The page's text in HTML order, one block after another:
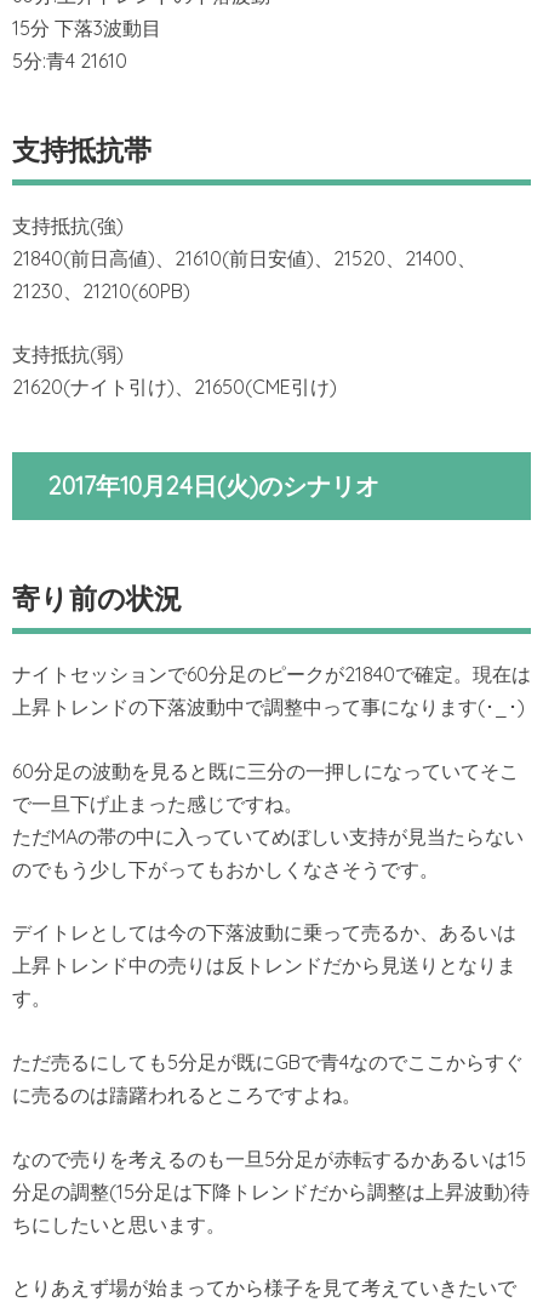
15分 下落3波動目
5分:青4 21610
支持抵抗帯
支持抵抗(強)
21840(前日高値)、21610(前日安値)、21520、21400、
21230、21210(60PB)
支持抵抗(弱)
21620(ナイト引け)、21650(CME引け)
2017年10月24日(火)のシナリオ
寄り前の状況
ナイトセッションで60分足のピークが21840で確定。現在は
上昇トレンドの下落波動中で調整中って事になります(･_･)
60分足の波動を見ると既に三分の一押しになっていてそこ
で一旦下げ止まった感じですね。
ただMAの帯の中に入っていてめぼしい支持が見当たらない
のでもう少し下がってもおかしくなさそうです。
デイトレとしては今の下落波動に乗って売るか、あるいは
上昇トレンド中の売りは反トレンドだから見送りとなりま
す。
ただ売るにしても5分足が既にGBで青4なのでここからすぐ
に売るのは躊躇われるところですよね。
なので売りを考えるのも一旦5分足が赤転するかあるいは15
分足の調整(15分足は下降トレンドだから調整は上昇波動)待
ちにしたいと思います。
とりあえず場が始まってから様子を見て考えていきたいで